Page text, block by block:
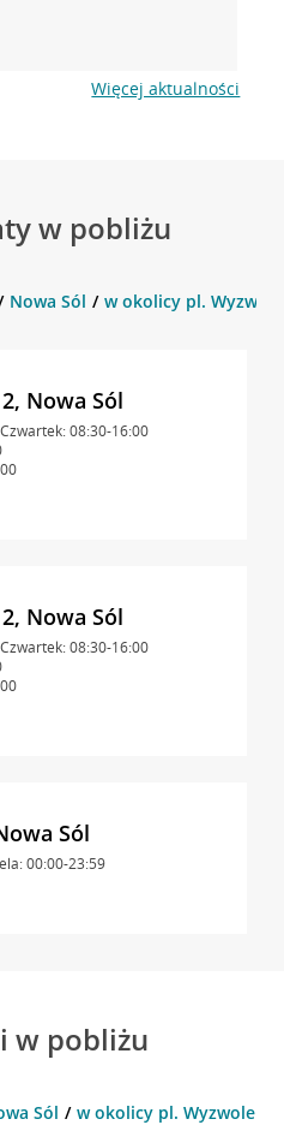
Więcej aktualności
w pobliżu
Nowa Sól w okolicy pl.
Nowa Sól
08:30-16:00
Nowa Sól
08:30-16:00
Sól
00:00-23:59
w pobliżu
Sól w okolicy pl. Wyzwolenia